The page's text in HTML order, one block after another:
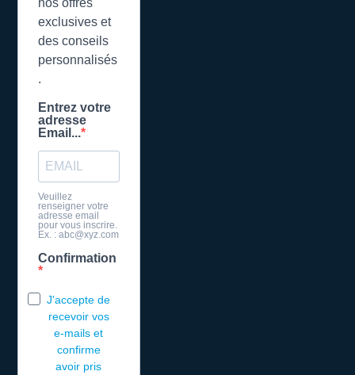
exclusives et
des conseils
personnalisés
.
Entrez votre
adresse
Email...
Veuillez
renseigner votre
adresse email
pour vous inscrire.
Ex. : abc@xyz.com
Confirmation
J'accepte de
recevoir vos
e-mails et
confirme
avoir pris